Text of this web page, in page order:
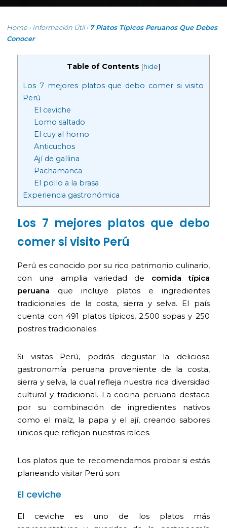
Home › Información Útil› 7 Platos Típicos Peruanos Que Debes
Conocer
Table of Contents [hide]
Los 7 mejores platos que debo comer si visito
Perú
El ceviche
Lomo saltado
El cuy al horno
Anticuchos
Ají de gallina
Pachamanca
El pollo a la brasa
Experiencia gastronómica
Los 7 mejores platos que debo
comer si visito Perú
Perú es conocido por su rico patrimonio culinario,
con una amplia variedad de comida típica
peruana que incluye platos e ingredientes
tradicionales de la costa, sierra y selva. El país
cuenta con 491 platos típicos, 2.500 sopas y 250
postres tradicionales.
Si visitas Perú, podrás degustar la deliciosa
gastronomía peruana proveniente de la costa,
sierra y selva, la cual refleja nuestra rica diversidad
cultural y tradicional. La cocina peruana destaca
por su combinación de ingredientes nativos
como el maíz, la papa y el ají, creando sabores
únicos que reflejan nuestras raíces.
Los platos que te recomendamos probar si estás
planeando visitar Perú son:
El ceviche
El ceviche es uno de los platos más